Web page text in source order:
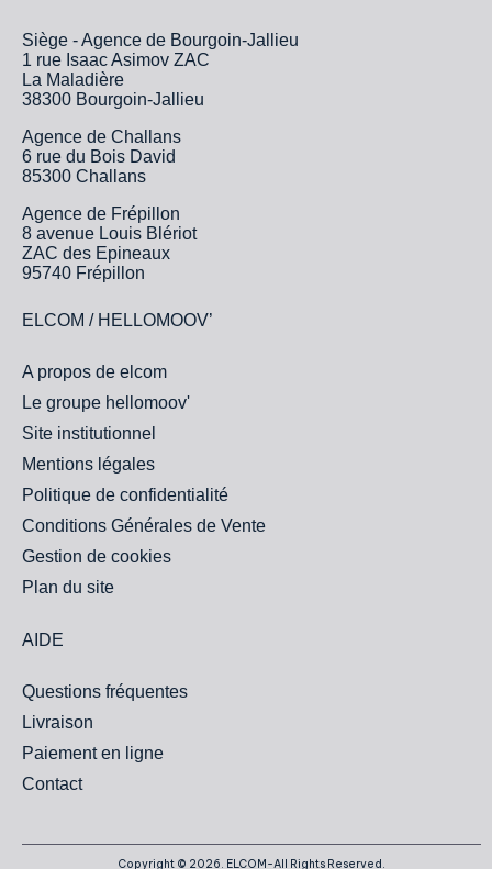
Siège - Agence de Bourgoin-Jallieu
1 rue Isaac Asimov ZAC
La Maladière
38300 Bourgoin-Jallieu
Agence de Challans
6 rue du Bois David
85300 Challans
Agence de Frépillon
8 avenue Louis Blériot
ZAC des Epineaux
95740 Frépillon
ELCOM / HELLOMOOV’
A propos de elcom
Le groupe hellomoov'
Site institutionnel
Mentions légales
Politique de confidentialité
Conditions Générales de Vente
Gestion de cookies
Plan du site
AIDE
Questions fréquentes
Livraison
Paiement en ligne
Contact
Copyright © 2026. ELCOM-All Rights Reserved.